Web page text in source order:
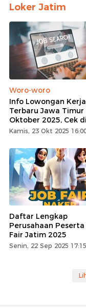
Loker Jatim
Woro-woro
Info Lowongan Kerja
Terbaru Jawa Timur
Oktober 2025, Cek
Kamis, 23 Okt 2025
Daftar Lengkap
Perusahaan Peserta
Fair Jatim 2025
Senin, 22 Sep 2025